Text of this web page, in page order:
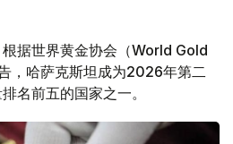
根据世界黄金协会（World Gold
，哈萨克斯坦成为2026年第二
名前五的国家之一。